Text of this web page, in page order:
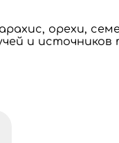
орехи,
и источников